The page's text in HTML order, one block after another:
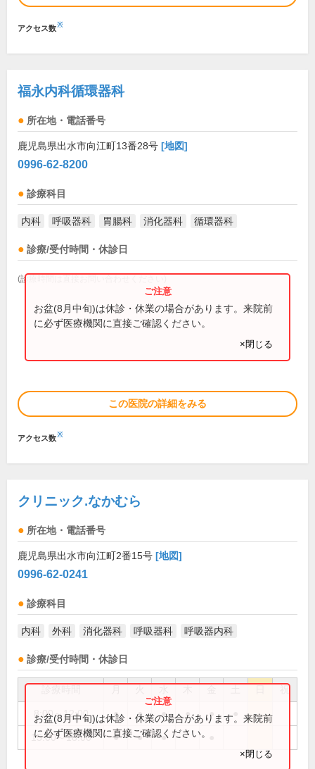
アクセス数※
福永内科循環器科
所在地・電話番号
鹿児島県出水市向江町13番28号 [地図]
0996-62-8200
診療科目
内科 呼吸器科 胃腸科 消化器科 循環器科
診療/受付時間・休診日
(診療時間は直接お問い合わせください)
お盆(8月中旬)は休診・休業の場合があります。来院前
に必ず医療機関に直接ご確認ください。
×閉じる
この医院の詳細をみる
アクセス数※
クリニック.なかむら
所在地・電話番号
鹿児島県出水市向江町2番15号 [地図]
0996-62-0241
診療科目
内科 外科 消化器科 呼吸器科 呼吸器内科
診療/受付時間・休診日
祝
8:00～12:00 ● ● ● ● ●
15:00～18:00 ● ● ●
お盆(8月中旬)は休診・休業の場合があります。来院前
に必ず医療機関に直接ご確認ください。
×閉じる